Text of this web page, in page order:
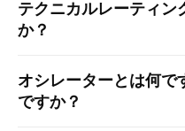
テクニカルレーティン
か？
オシレーターとは何で
ですか？